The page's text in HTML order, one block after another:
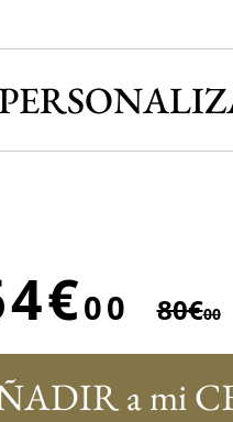
00 80€00
a mi